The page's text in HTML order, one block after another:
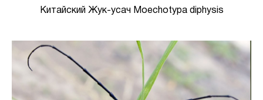
Китайский Жук-усач Moechotypa diphysis